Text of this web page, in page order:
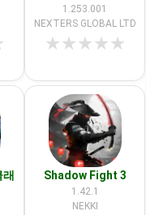
1.253.001
NEXTERS GLOBAL LTD
★★★★★
Shadow Fight 3
1.42.1
NEKKI